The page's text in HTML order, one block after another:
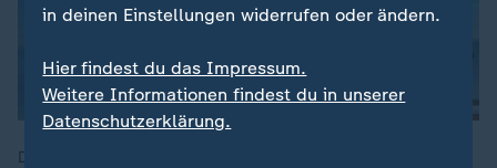
Die jüngsten Entwicklungen im Iran-Krieg haben auch einen
in deinen Einstellungen widerrufen oder ändern.
Hier findest du das Impressum.
Weitere Informationen findest du in unserer
Datenschutzerklärung.